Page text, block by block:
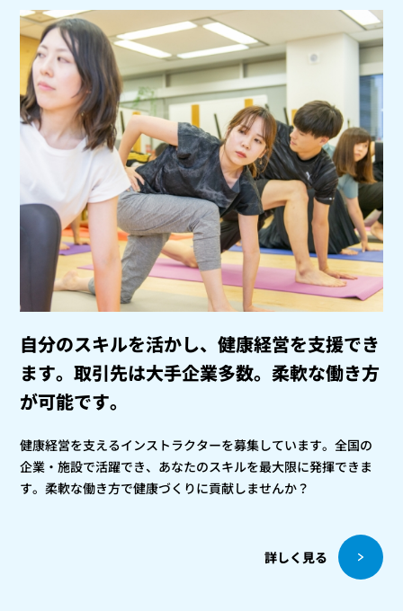
自分のスキルを活かし、健康経営を支援でき
ます。取引先は大手企業多数。柔軟な働き方
が可能です。
健康経営を支えるインストラクターを募集しています。全国の
企業・施設で活躍でき、あなたのスキルを最大限に発揮できま
す。柔軟な働き方で健康づくりに貢献しませんか？
詳しく見る